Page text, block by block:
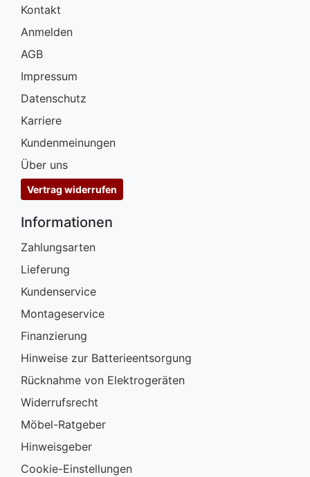
Kontakt
Anmelden
AGB
Impressum
Datenschutz
Karriere
Kundenmeinungen
Über uns
Vertrag widerrufen
Informationen
Zahlungsarten
Lieferung
Kundenservice
Montageservice
Finanzierung
Hinweise zur Batterieentsorgung
Rücknahme von Elektrogeräten
Widerrufsrecht
Möbel-Ratgeber
Hinweisgeber
Cookie-Einstellungen